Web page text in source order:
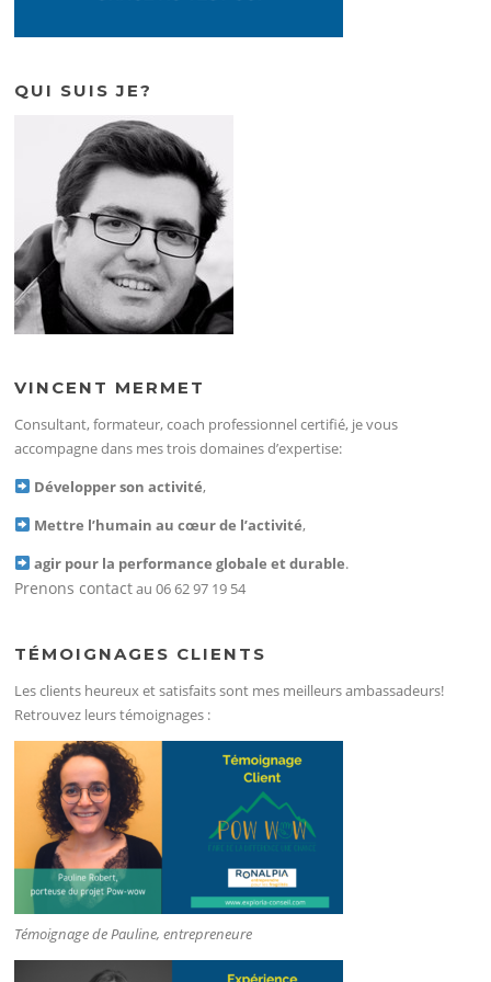
QUI SUIS JE?
VINCENT MERMET
Consultant, formateur, coach professionnel certifié, je vous
accompagne dans mes trois domaines d’expertise:
Développer son activité,
Mettre l’humain au cœur de l’activité,
agir pour la performance globale et durable.
Prenons contactau 06 62 97 19 54
TÉMOIGNAGES CLIENTS
Les clients heureux et satisfaits sont mes meilleurs ambassadeurs!
Retrouvez leurs témoignages :
Témoignage de Pauline, entrepreneure